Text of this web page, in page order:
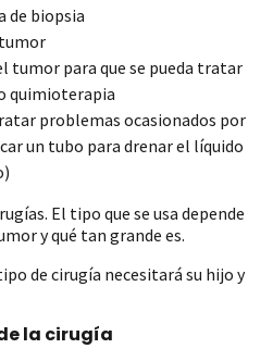
de biopsia
tumor para que se pueda tratar
quimioterapia
problemas ocasionados por
un tubo para drenar el líquido
El tipo que se usa depende
y qué tan grande es.
de cirugía necesitará su hijo y
la cirugía